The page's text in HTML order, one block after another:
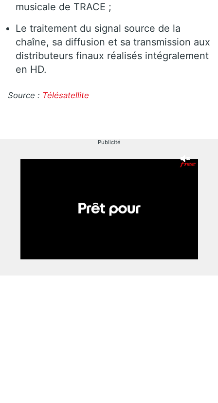
musicale de TRACE ;
Le traitement du signal source de la
chaîne, sa diffusion et sa transmission aux
distributeurs finaux réalisés intégralement
en HD.
Source : Télésatellite
Publicité